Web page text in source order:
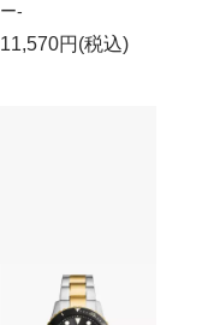
ー-
11,570円(税込)